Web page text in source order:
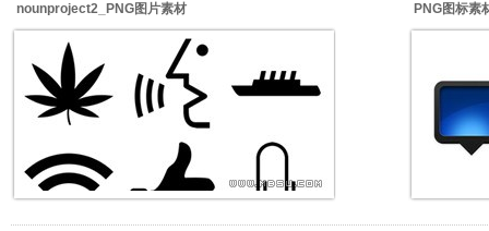
nounproject2_PNG图片素材 PNG图标素